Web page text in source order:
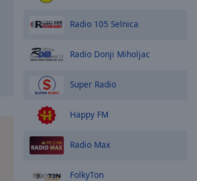
Radio 105 Selnica
Radio Donji Miholjac
Super Radio
Happy FM
Radio Max
FolkyTon